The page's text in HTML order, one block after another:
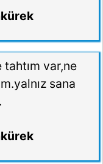
tahtım var,ne
sana